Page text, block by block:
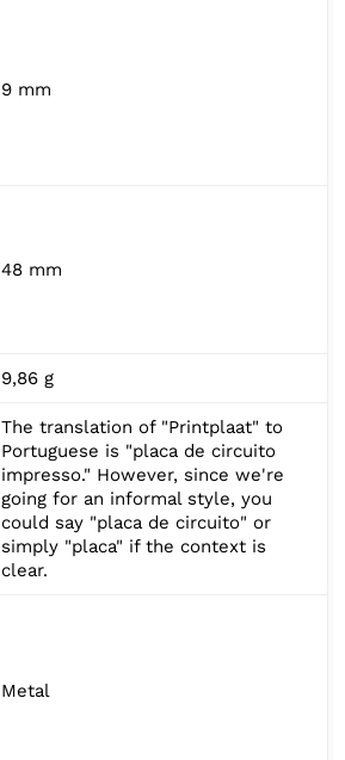
9 mm
48 mm
9,86 g
The translation of "Printplaat" to
Portuguese is "placa de circuito
impresso." However, since we're
going for an informal style, you
could say "placa de circuito" or
simply "placa" if the context is
clear.
Metal